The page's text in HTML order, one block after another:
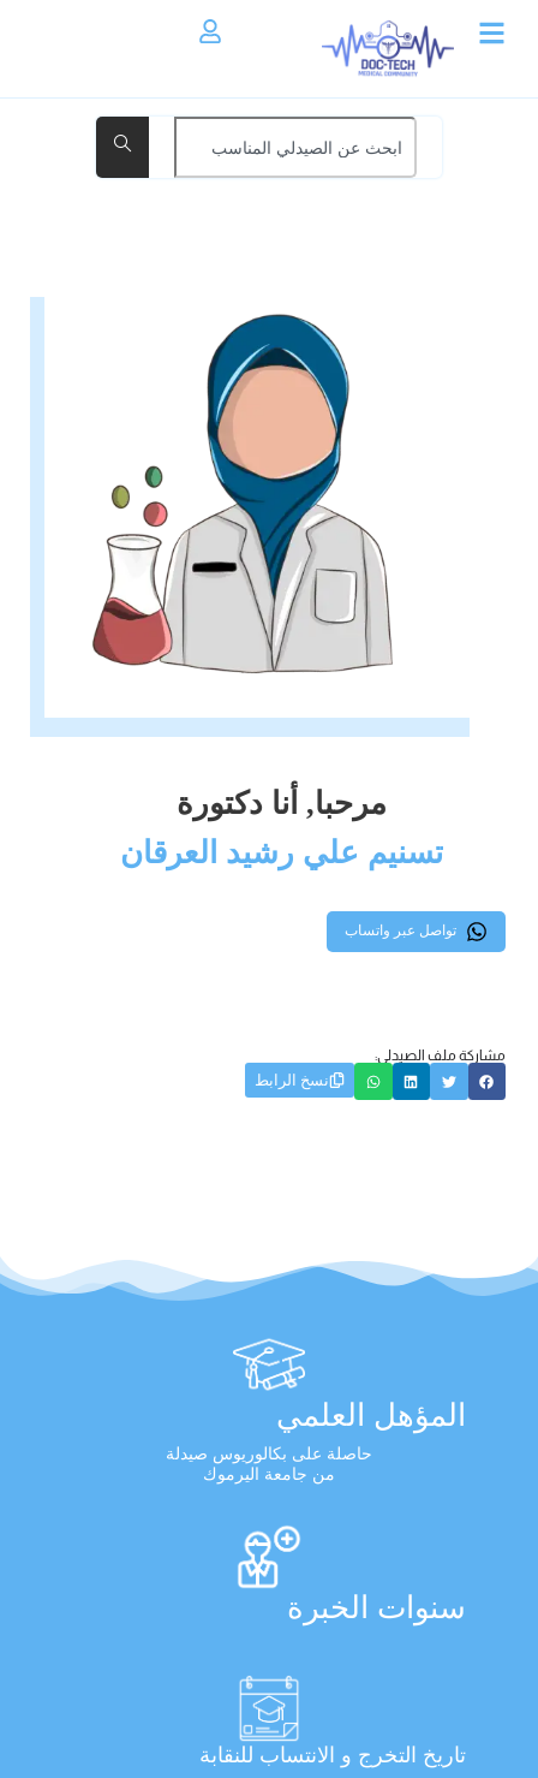
مرحبا, أنا دكتورة
تسنيم علي رشيد العرقان
تواصل عبر واتساب
مشاركة ملف الصيدلي:
نسخ الرابط
المؤهل العلمي
حاصلة على بكالوريوس صيدلة
من جامعة اليرموك
سنوات الخبرة
تاريخ التخرج و الانتساب للنقابة